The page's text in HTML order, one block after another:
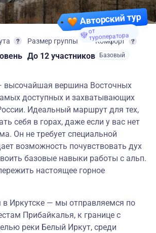
Авторский тур
от
туроператора
Комфорт
Базовый
Размер группы
до 12 участников
вершина Восточных
доступных и захватывающих
Идеальный маршрут для тех,
себя в горах, даже если у вас нет
Он не требует специальной
возможность почувствовать дух
базовые навыки работы с альп.
настоящее горное
в Иркутске — мы отправляемся по
Прибайкалья, к границе с
реки Белый Иркут, среди